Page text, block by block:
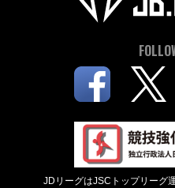
JDリーグはJSCトップリーグ